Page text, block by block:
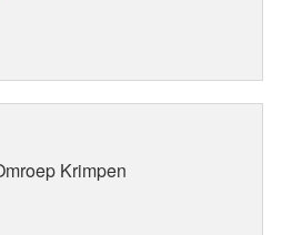
Krimpen